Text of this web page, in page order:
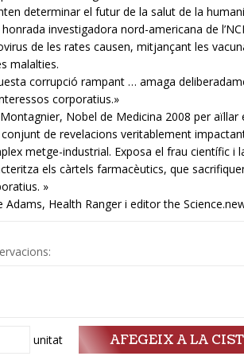
determinar el futur de la salut de la
investigadora nord-americana de
de les rates causen, mitjançant les
malalties.
corrupció rampant … amaga
corporatius.»
Nobel de Medicina 2008 per aïllar
conjunt de revelacions veritablement
metge-industrial. Exposa el frau científic i
els càrtels farmacèutics, que
»
Adams, Health Ranger i editor the
unitat AFEGEIX A LA